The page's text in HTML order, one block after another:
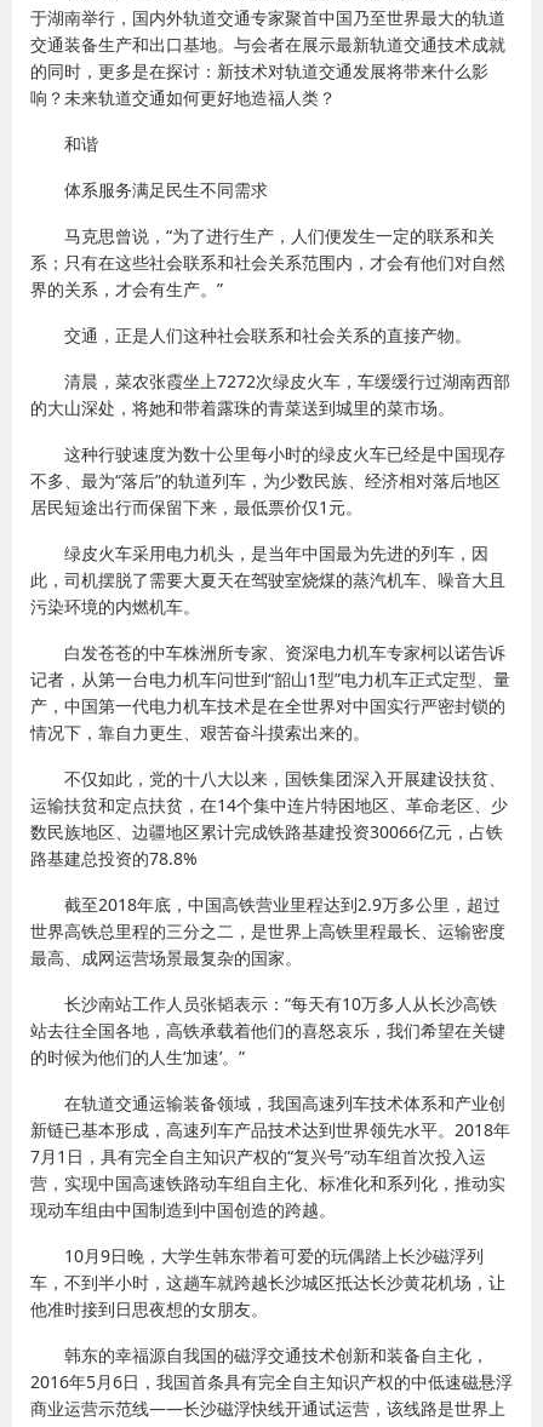
于湖南举行，国内外轨道交通专家聚首中国乃至世界最大的轨道
交通装备生产和出口基地。与会者在展示最新轨道交通技术成就
的同时，更多是在探讨：新技术对轨道交通发展将带来什么影
响？未来轨道交通如何更好地造福人类？
和谐
体系服务满足民生不同需求
马克思曾说，“为了进行生产，人们便发生一定的联系和关
系；只有在这些社会联系和社会关系范围内，才会有他们对自然
界的关系，才会有生产。”
交通，正是人们这种社会联系和社会关系的直接产物。
清晨，菜农张霞坐上7272次绿皮火车，车缓缓行过湖南西部
的大山深处，将她和带着露珠的青菜送到城里的菜市场。
这种行驶速度为数十公里每小时的绿皮火车已经是中国现存
不多、最为“落后”的轨道列车，为少数民族、经济相对落后地区
居民短途出行而保留下来，最低票价仅1元。
绿皮火车采用电力机头，是当年中国最为先进的列车，因
此，司机摆脱了需要大夏天在驾驶室烧煤的蒸汽机车、噪音大且
污染环境的内燃机车。
白发苍苍的中车株洲所专家、资深电力机车专家柯以诺告诉
记者，从第一台电力机车问世到“韶山1型”电力机车正式定型、量
产，中国第一代电力机车技术是在全世界对中国实行严密封锁的
情况下，靠自力更生、艰苦奋斗摸索出来的。
不仅如此，党的十八大以来，国铁集团深入开展建设扶贫、
运输扶贫和定点扶贫，在14个集中连片特困地区、革命老区、少
数民族地区、边疆地区累计完成铁路基建投资30066亿元，占铁
路基建总投资的78.8%
截至2018年底，中国高铁营业里程达到2.9万多公里，超过
世界高铁总里程的三分之二，是世界上高铁里程最长、运输密度
最高、成网运营场景最复杂的国家。
长沙南站工作人员张韬表示：“每天有10万多人从长沙高铁
站去往全国各地，高铁承载着他们的喜怒哀乐，我们希望在关键
的时候为他们的人生‘加速’。”
在轨道交通运输装备领域，我国高速列车技术体系和产业创
新链已基本形成，高速列车产品技术达到世界领先水平。2018年
7月1日，具有完全自主知识产权的“复兴号”动车组首次投入运
营，实现中国高速铁路动车组自主化、标准化和系列化，推动实
现动车组由中国制造到中国创造的跨越。
10月9日晚，大学生韩东带着可爱的玩偶踏上长沙磁浮列
车，不到半小时，这趟车就跨越长沙城区抵达长沙黄花机场，让
他准时接到日思夜想的女朋友。
韩东的幸福源自我国的磁浮交通技术创新和装备自主化，
2016年5月6日，我国首条具有完全自主知识产权的中低速磁悬浮
商业运营示范线——长沙磁浮快线开通试运营，该线路是世界上